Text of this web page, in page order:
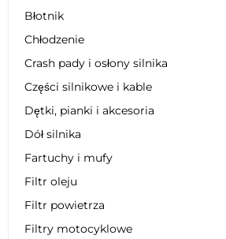
Błotnik
Chłodzenie
Crash pady i osłony silnika
Części silnikowe i kable
Dętki, pianki i akcesoria
Dół silnika
Fartuchy i mufy
Filtr oleju
Filtr powietrza
Filtry motocyklowe